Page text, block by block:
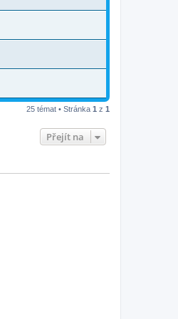
25 témat • Stránka 1 z 1
Přejít na